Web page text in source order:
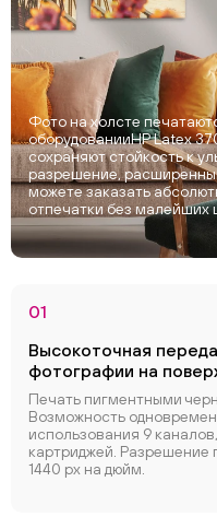
Фото на холсте
оборудованииHP Latex
сохраняют стойкость к
разрешение,
можете заказать
отпечатки без малейших
01
Высокоточная
фотографии на
Печать пигментными
Возможность
использования 9
картриджей. Разрешение
1440 px на дюйм.